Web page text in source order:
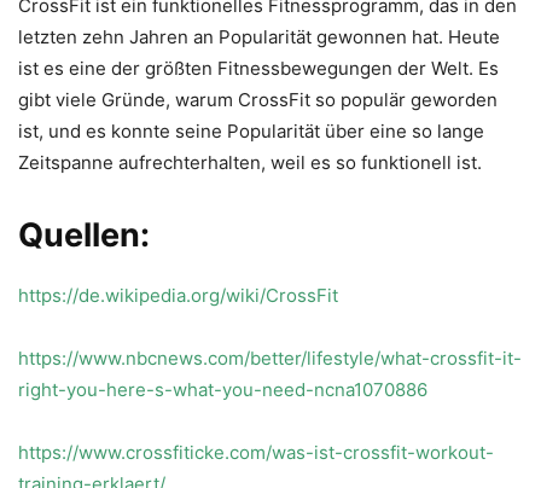
CrossFit ist ein funktionelles Fitnessprogramm, das in den
letzten zehn Jahren an Popularität gewonnen hat. Heute
ist es eine der größten Fitnessbewegungen der Welt. Es
gibt viele Gründe, warum CrossFit so populär geworden
ist, und es konnte seine Popularität über eine so lange
Zeitspanne aufrechterhalten, weil es so funktionell ist.
Quellen:
https://de.wikipedia.org/wiki/CrossFit
https://www.nbcnews.com/better/lifestyle/what-crossfit-it-
right-you-here-s-what-you-need-ncna1070886
https://www.crossfiticke.com/was-ist-crossfit-workout-